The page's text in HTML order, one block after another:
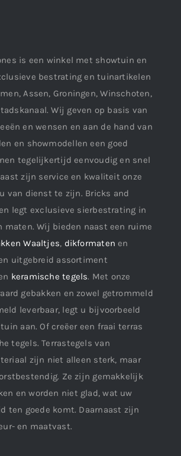
is een winkel met showtuin en
bestrating en tuinartikelen
Assen, Groningen, Winschoten,
Wij geven op basis van
en wensen en aan de hand van
en showmodellen een goed
tegelijkertijd eenvoudig en snel
zijn service en kwaliteit onze
van dienst te zijn. Bricks and
legt exclusieve sierbestrating in
maten. Wij bieden naast een ruime
Waaltjes, dikformaten en
uitgebreid assortiment
keramische tegels. Met onze
gebakken en zowel getrommeld
leverbaar, legt u bijvoorbeeld
aan. Of creëer een fraai terras
tegels. Terrastegels van
zijn niet alleen sterk, maar
Ze zijn gemakkelijk
en worden niet glad, wat uw
ten goede komt. Daarnaast zijn
en maatvast.